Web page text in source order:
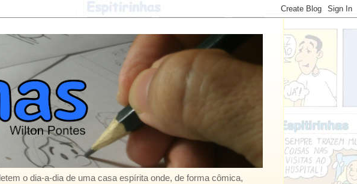
o dia-a-dia de uma casa espírita onde, de forma cômica,